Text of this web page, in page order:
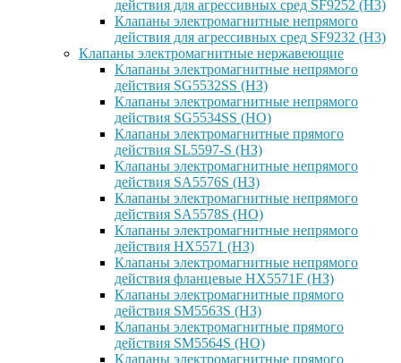
действия для агрессивных сред SF9252 (H3)
Клапаны электромагнитные непрямого
действия для агрессивных сред SF9232 (H3)
Клапаны электромагнитные нержавеющие
Клапаны электромагнитные непрямого
действия SG5532SS (НЗ)
Клапаны электромагнитные непрямого
действия SG5534SS (НО)
Клапаны электромагнитные прямого
действия SL5597-S (НЗ)
Клапаны электромагнитные непрямого
действия SA5576S (НЗ)
Клапаны электромагнитные непрямого
действия SA5578S (НО)
Клапаны электромагнитные непрямого
действия HX5571 (НЗ)
Клапаны электромагнитные непрямого
действия фланцевые HX5571F (НЗ)
Клапаны электромагнитные прямого
действия SM5563S (НЗ)
Клапаны электромагнитные прямого
действия SM5564S (НО)
Клапаны электромагнитные прямого